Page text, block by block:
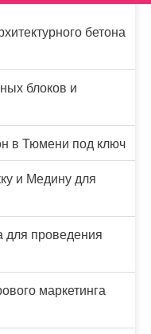
бетона
блоков и
в Тюмени под ключ
и Медину для
для проведения
маркетинга